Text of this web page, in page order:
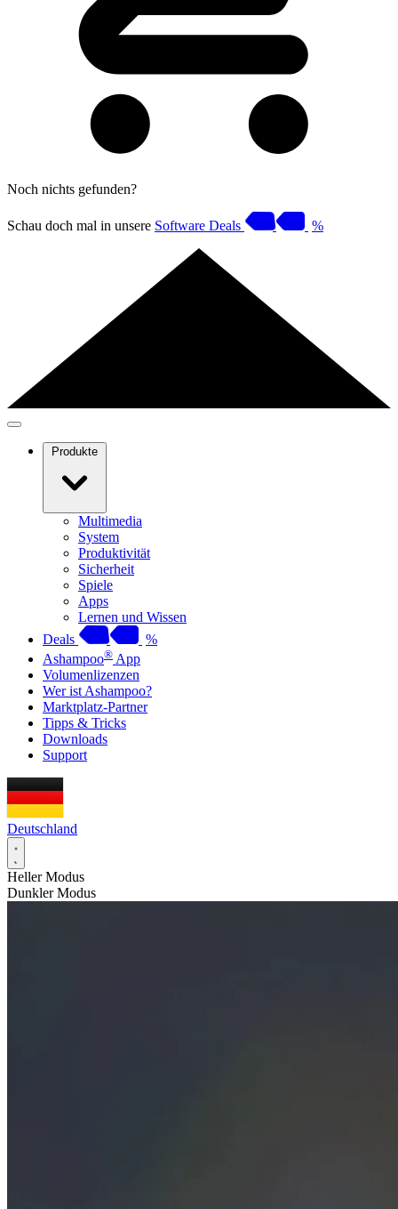
Noch nichts gefunden?
Schau doch mal in unsere Software Deals %
Produkte
Multimedia
System
Produktivität
Sicherheit
Spiele
Apps
Lernen und Wissen
Deals
%
Ashampoo® App
Volumenlizenzen
Wer ist Ashampoo?
Marktplatz-Partner
Tipps & Tricks
Downloads
Support
Deutschland
Heller Modus
Dunkler Modus